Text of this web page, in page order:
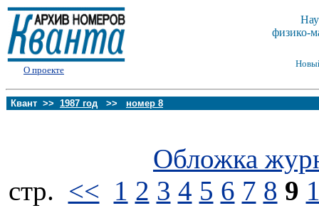
О проекте
физико-
Квант >> 1987 год >> номер 8
Обложка
стp. << 1 2 3 4 5 6 7 8 9